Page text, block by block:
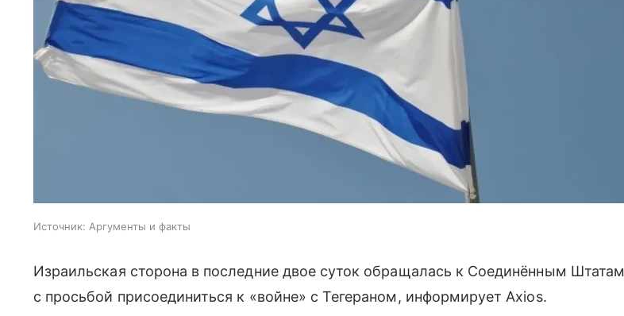
Источник: Аргументы и факты
Израильская сторона в последние двое суток обращалась к Соединённым Штатам
с просьбой присоединиться к «войне» с Тегераном, информирует Axios.